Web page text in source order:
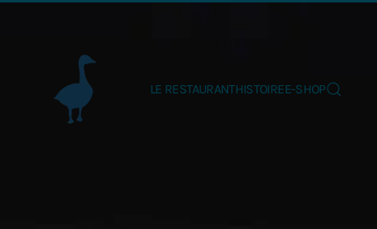
LE RESTAURANTHISTOIREE-SHOP